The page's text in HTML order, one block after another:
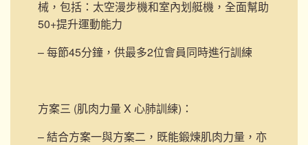
械，包括：太空漫步機和室內划艇機， 全面幫助
50+提升運動能力
– 每節45分鐘，供最多2位會員同時進行訓練
方案三 (肌肉力量 X 心肺訓練) ：
– 結合方案一與方案二，既能鍛煉肌肉力量，亦